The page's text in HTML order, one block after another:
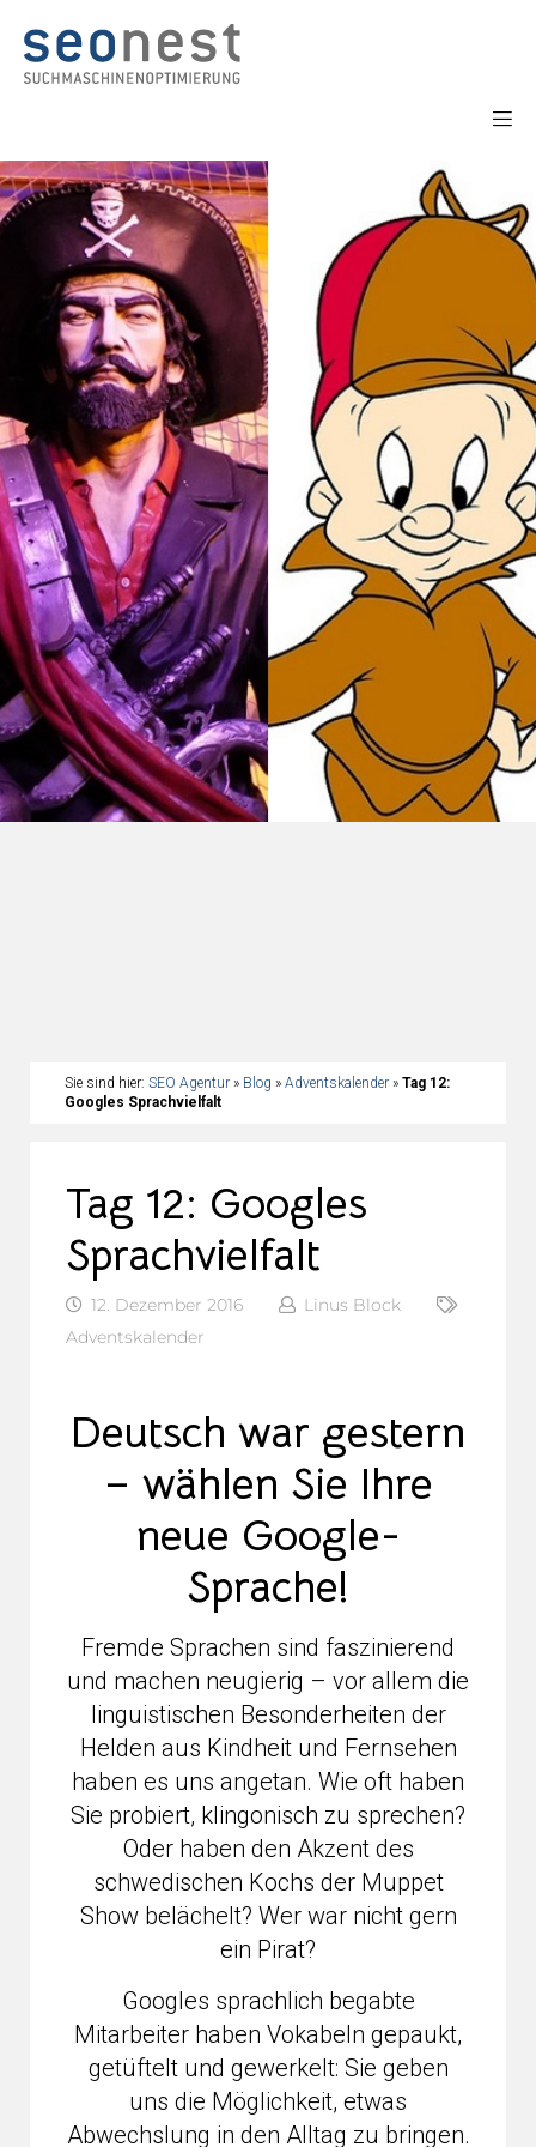
Sie sind hier: SEO Agentur » Blog » Adventskalender » Tag 12:
Googles Sprachvielfalt
Tag 12: Googles
Sprachvielfalt
12. Dezember 2016
Linus Block
Adventskalender
Deutsch war gestern
– wählen Sie Ihre
neue Google-
Sprache!
Fremde Sprachen sind faszinierend
und machen neugierig – vor allem die
linguistischen Besonderheiten der
Helden aus Kindheit und Fernsehen
haben es uns angetan. Wie oft haben
Sie probiert, klingonisch zu sprechen?
Oder haben den Akzent des
schwedischen Kochs der Muppet
Show belächelt? Wer war nicht gern
ein Pirat?
Googles sprachlich begabte
Mitarbeiter haben Vokabeln gepaukt,
getüftelt und gewerkelt: Sie geben
uns die Möglichkeit, etwas
Abwechslung in den Alltag zu bringen.